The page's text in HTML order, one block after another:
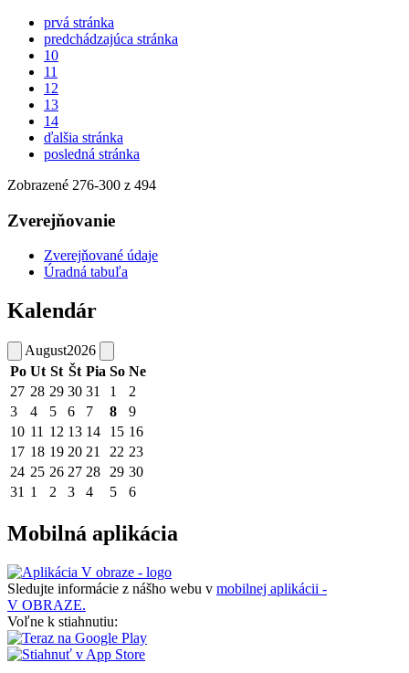
prvá stránka
predchádzajúca stránka
10
11
12
13
14
ďalšia stránka
posledná stránka
Zobrazené 276-300 z 494
Zverejňovanie
Zverejňované údaje
Úradná tabuľa
Kalendár
August2026
Po Ut St Št Pia So Ne
27 28 29 30 31 1
2
3
4 5 6 7 8
9
10 11 12 13 14 15 16
17 18 19 20 21 22 23
24 25 26 27 28 29 30
31 1 2 3 4 5 6
Mobilná aplikácia
Sledujte informácie z nášho webu v mobilnej aplikácii -
V OBRAZE.
Voľne k stiahnutiu: